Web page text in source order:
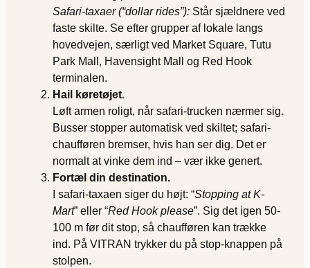
Safari-taxaer (“dollar rides”): Står sjældnere ved
faste skilte. Se efter grupper af lokale langs
hovedvejen, særligt ved Market Square, Tutu
Park Mall, Havensight Mall og Red Hook
terminalen.
Hail køretøjet.
Løft armen roligt, når safari-trucken nærmer sig.
Busser stopper automatisk ved skiltet; safari-
chaufføren bremser, hvis han ser dig. Det er
normalt at vinke dem ind – vær ikke genert.
Fortæl din destination.
I safari-taxaen siger du højt: “Stopping at K-
Mart” eller “Red Hook please”. Sig det igen 50-
100 m før dit stop, så chaufføren kan trække
ind. På VITRAN trykker du på stop-knappen på
stolpen.